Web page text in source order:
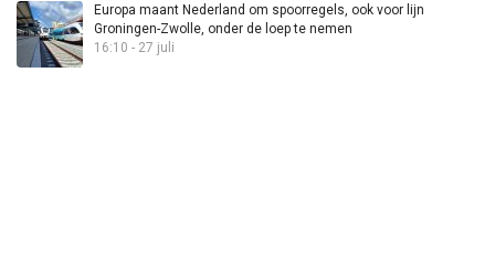
Europa maant Nederland om spoorregels, ook voor lijn
Groningen-Zwolle, onder de loep te nemen
16:10 - 27 juli